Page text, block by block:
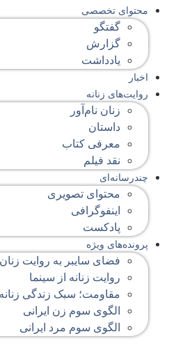
محتوای‌ تخصصی
گفتگو
گزارش
یادداشت
اخبار
روایت‌های زنانه
زنان نام‌آور
داستان
معرفی کتاب
نقد فیلم
چندرسانه‌ای
محتوای تصویری
اینفوگرافی
پادکست
پرونده‌های ویژه
فضای سایبر به روایت زنان
روایت زنانه از سینما
مقاومت؛ سبک زندگی زنانه
الگوی سوم زن ایرانی
الگوی سوم مرد ایرانی